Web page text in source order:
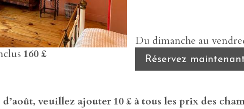
Du dimanche au
160 £ Réservez
veuillez ajouter 10 £ à tous les prix des